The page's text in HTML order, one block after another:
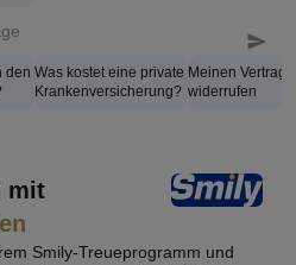
den Was kostet eine private
Krankenversicherung?
Meinen Vertrag
widerrufen
mit
Smily-Treueprogramm und